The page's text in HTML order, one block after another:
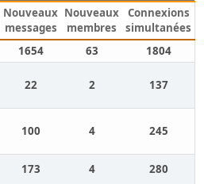
Nouveaux
messages
Nouveaux
membres
Connexions
simultanées
1654 63 1804
22 2 137
100 4 245
173 4
280